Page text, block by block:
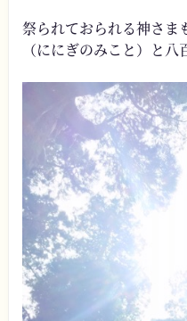
祭られておられる神さま
（ににぎのみこと）と八